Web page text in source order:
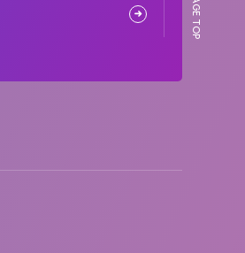
PAGE TOP